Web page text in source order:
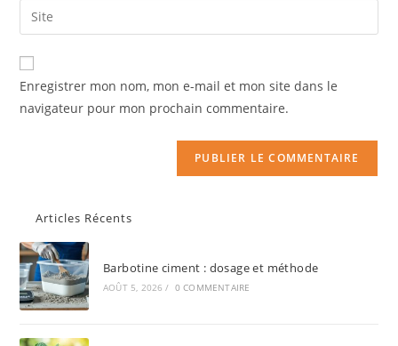
Enregistrer mon nom, mon e-mail et mon site dans le
navigateur pour mon prochain commentaire.
Articles Récents
Barbotine ciment : dosage et méthode
AOÛT 5, 2026 / 0 COMMENTAIRE